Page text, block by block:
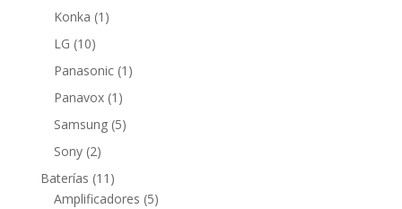
producto
Konka 1 1
LG 1010
productos
Panasonic 1 1
Panavox 1 1
producto
Samsung 55
Sony 22
productos
Baterías 11 11
productos
Amplificadores 55